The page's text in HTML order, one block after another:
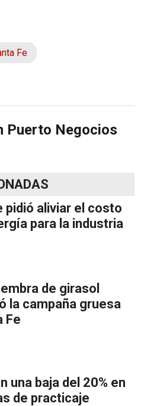
Fe
Puerto Negocios
pidió aliviar el costo
para la industria
de girasol
la campaña gruesa
Fe
una baja del 20% en
de practicaje